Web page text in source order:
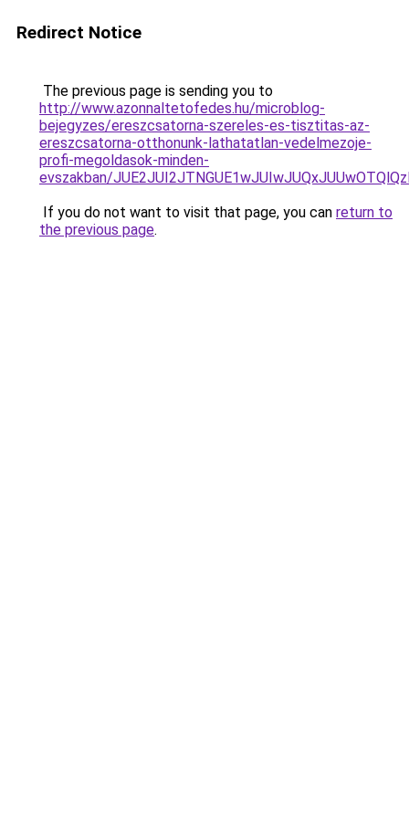
Redirect Notice
The previous page is sending you to
http://www.azonnaltetofedes.hu/microblog-
bejegyzes/ereszcsatorna-szereles-es-tisztitas-az-
ereszcsatorna-otthonunk-lathatatlan-vedelmezoje-
profi-megoldasok-minden-
evszakban/
If you do not want to visit that page, you can return to
the previous page.